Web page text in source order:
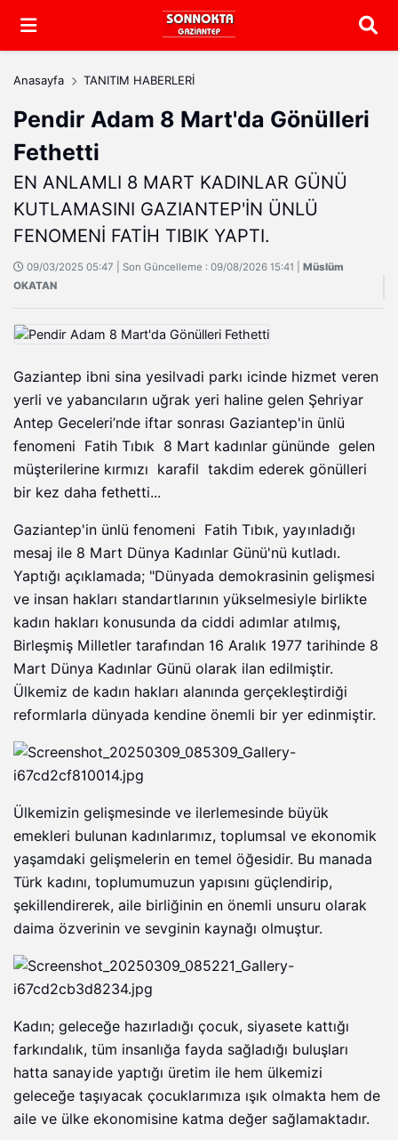
Arama
Anasayfa TANITIM HABERLERİ
Pendir Adam 8 Mart'da Gönülleri
Fethetti
EN ANLAMLI 8 MART KADINLAR GÜNÜ
KUTLAMASINI GAZIANTEP'İN ÜNLÜ
FENOMENİ FATİH ΤΙΒΙΚ YAPTI.
09/03/2025 05:47 | Son Güncelleme : 09/08/2026 15:41 | Müslüm
OKATAN
Gaziantep ibni sina yesilvadi parkı icinde hizmet veren
yerli ve yabancıların uğrak yeri haline gelen Şehriyar
Antep Geceleri’nde iftar sonrası Gaziantep'in ünlü
fenomeni Fatih Tıbık 8 Mart kadınlar gününde gelen
müşterilerine kırmızı karafil takdim ederek gönülleri
bir kez daha fethetti...
Gaziantep'in ünlü fenomeni Fatih Tıbık, yayınladığı
mesaj ile 8 Mart Dünya Kadınlar Günü'nü kutladı.
Yaptığı açıklamada; "Dünyada demokrasinin gelişmesi
ve insan hakları standartlarının yükselmesiyle birlikte
kadın hakları konusunda da ciddi adımlar atılmış,
Birleşmiş Milletler tarafından 16 Aralık 1977 tarihinde 8
Mart Dünya Kadınlar Günü olarak ilan edilmiştir.
Ülkemiz de kadın hakları alanında gerçekleştirdiği
reformlarla dünyada kendine önemli bir yer edinmiştir.
Ülkemizin gelişmesinde ve ilerlemesinde büyük
emekleri bulunan kadınlarımız, toplumsal ve ekonomik
yaşamdaki gelişmelerin en temel öğesidir. Bu manada
Türk kadını, toplumumuzun yapısını güçlendirip,
şekillendirerek, aile birliğinin en önemli unsuru olarak
daima özverinin ve sevginin kaynağı olmuştur.
Kadın; geleceğe hazırladığı çocuk, siyasete kattığı
farkındalık, tüm insanlığa fayda sağladığı buluşları
hatta sanayide yaptığı üretim ile hem ülkemizi
geleceğe taşıyacak çocuklarımıza ışık olmakta hem de
aile ve ülke ekonomisine katma değer sağlamaktadır.